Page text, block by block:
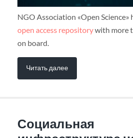
NGO Association «Open Science»
open access repositorywith more
on board.
Читать далее
Социальная